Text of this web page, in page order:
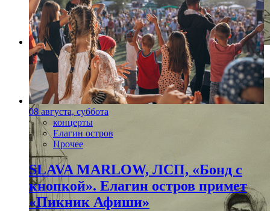
Фото: Пресс-служба Союз Художников
08 августа, суббота
концерты
Елагин остров
Прочее
SLAVA MARLOW, ЛСП, «Бонд с
кнопкой». Елагин остров примет
«Пикник Афиши»